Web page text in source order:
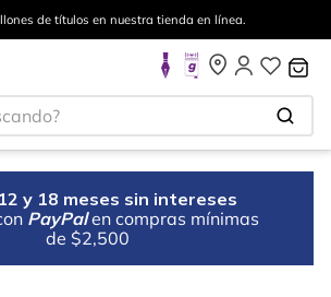
de títulos en nuestra tienda en línea.
y 18 meses sin intereses
PayPal en compras mínimas
de $2,500